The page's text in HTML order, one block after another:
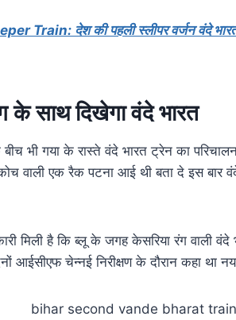
Train: देश की पहली स्लीपर वर्जन वंदे
के साथ दिखेगा वंदे भारत
भी गया के रास्ते वंदे भारत ट्रेन का
वाली एक रैक पटना आई थी बता दे इस बार
मिली है कि ब्लू के जगह केसरिया रंग वाली
आईसीएफ चेन्नई निरीक्षण के दौरान कहा था